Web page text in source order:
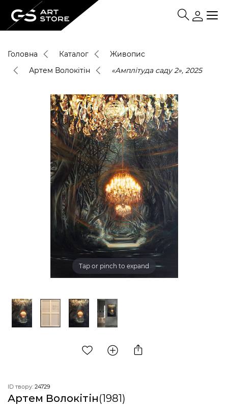
Головна Каталог
Живопис
Артем Волокітін
«Aмплітуда cаду 2», 2025
Tap or pinch to expand
ID твору: 24729
Артем Волокітін(1981)